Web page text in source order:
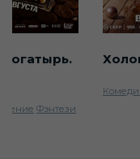
Фэнтези